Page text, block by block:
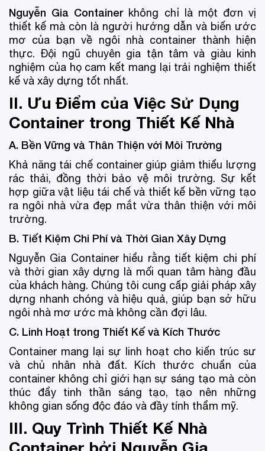
Nguyễn Gia Container không chỉ là một đơn vị
thiết kế mà còn là người hướng dẫn và biến ước
mơ của bạn về ngôi nhà container thành hiện
thực. Đội ngũ chuyên gia tận tâm và giàu kinh
nghiệm của họ cam kết mang lại trải nghiệm thiết
kế và xây dựng tốt nhất.
II. Ưu Điểm của Việc Sử Dụng
Container trong Thiết Kế Nhà
A. Bền Vững và Thân Thiện với Môi Trường
Khả năng tái chế container giúp giảm thiểu lượng
rác thải, đồng thời bảo vệ môi trường. Sự kết
hợp giữa vật liệu tái chế và thiết kế bền vững tạo
ra ngôi nhà vừa đẹp mắt vừa thân thiện với môi
trường.
B. Tiết Kiệm Chi Phí và Thời Gian Xây Dựng
Nguyễn Gia Container hiểu rằng tiết kiệm chi phí
và thời gian xây dựng là mối quan tâm hàng đầu
của khách hàng. Chúng tôi cung cấp giải pháp xây
dựng nhanh chóng và hiệu quả, giúp bạn sở hữu
ngôi nhà mơ ước mà không cần đợi lâu.
C. Linh Hoạt trong Thiết Kế và Kích Thước
Container mang lại sự linh hoạt cho kiến trúc sư
và chủ nhân nhà đất. Kích thước chuẩn của
container không chỉ giới hạn sự sáng tạo mà còn
thúc đẩy tinh thần sáng tạo, tạo nên những
không gian sống độc đáo và đầy tính thẩm mỹ.
III. Quy Trình Thiết Kế Nhà
Container bởi Nguyễn Gia